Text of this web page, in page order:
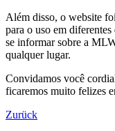
Além disso, o website
para o uso em
se informar sobre a
qualquer lugar.
Convidamos você
ficaremos muito felizes
Zurück